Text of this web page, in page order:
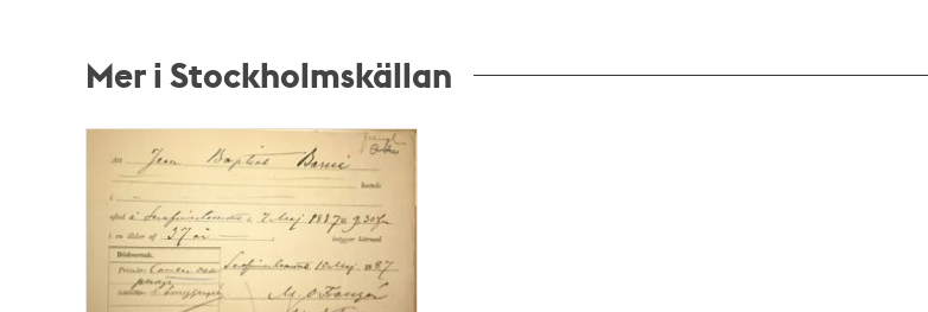
Mer i Stockholmskällan
poster
och
teman